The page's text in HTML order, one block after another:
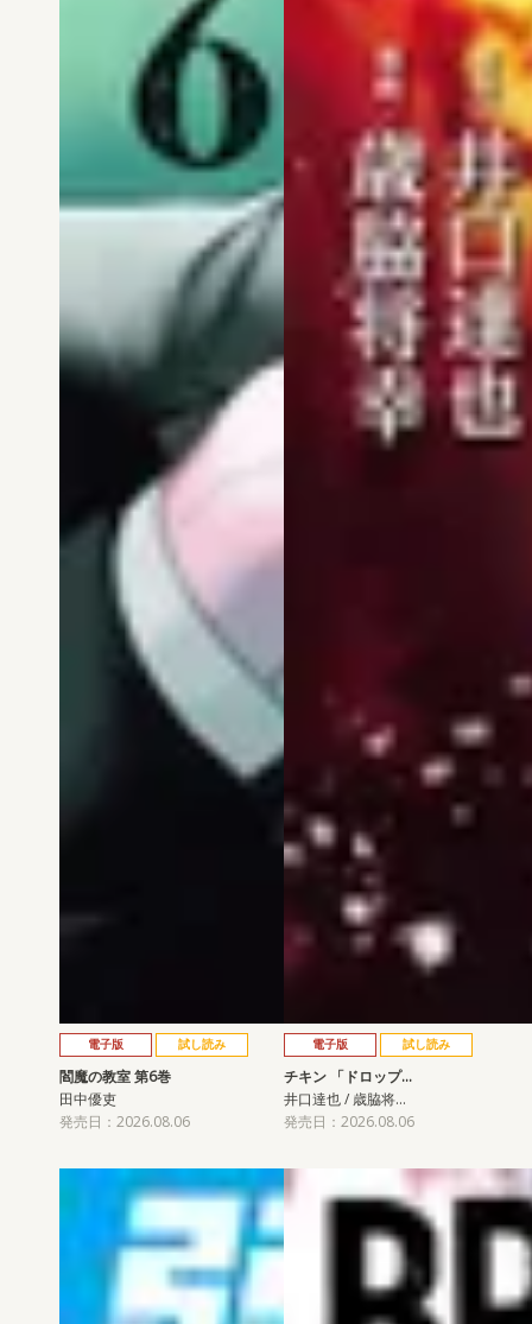
電子版 試し読み
閻魔の教室 第6巻
田中優吏
発売日：2026.08.06
電子版 試し読み
チキン 「ドロップ…
井口達也 / 歳脇将…
発売日：2026.08.06